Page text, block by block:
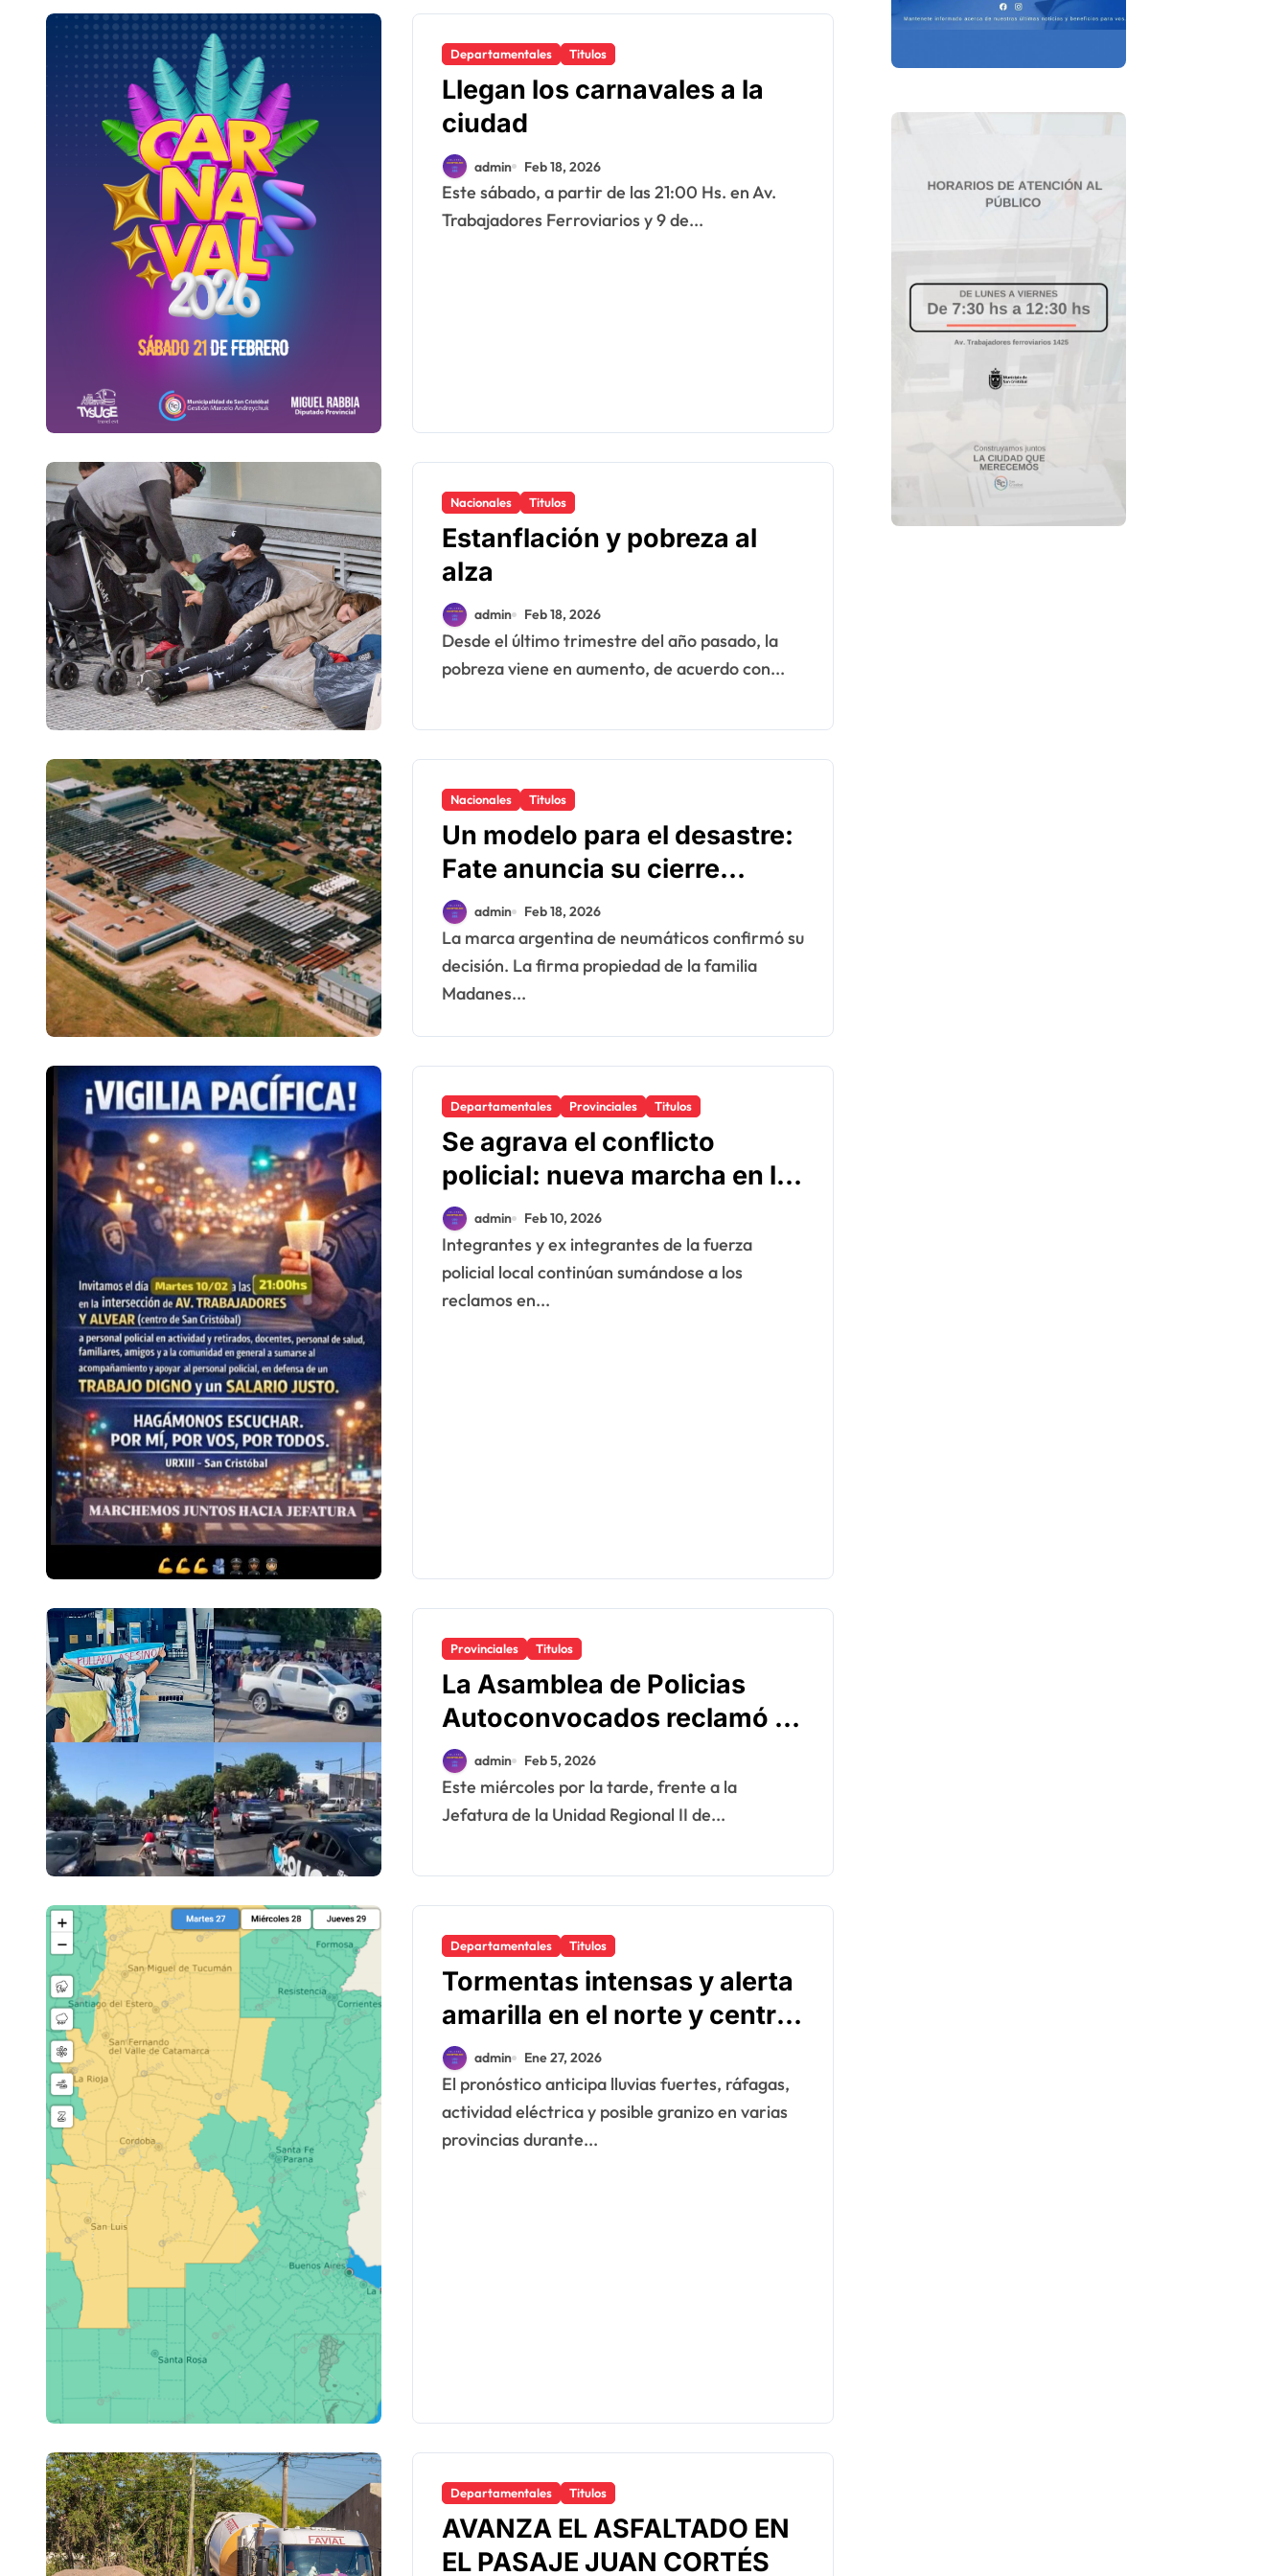
Departamentales Titulos
Llegan los carnavales a la
ciudad
admin Feb 18, 2026
Este sábado, a partir de las 21:00 Hs. en Av.
Trabajadores Ferroviarios y 9 de...
Nacionales Titulos
Estanflación y pobreza al
alza
admin Feb 18, 2026
Desde el último trimestre del año pasado, la
pobreza viene en aumento, de acuerdo con...
Nacionales Titulos
Un modelo para el desastre:
Fate anuncia su cierre
definitivo y despide a más
de 900 trabajadores
admin Feb 18, 2026
La marca argentina de neumáticos confirmó su
decisión. La firma propiedad de la familia
Madanes...
Departamentales Provinciales Titulos
Se agrava el conflicto
policial: nueva marcha en la
ciudad y silencio de los
representantes provinciales
admin Feb 10, 2026
Integrantes y ex integrantes de la fuerza
policial local continúan sumándose a los
reclamos en...
Provinciales Titulos
La Asamblea de Policias
Autoconvocados reclamó al
gobernador por salarios,
salud mental y condiciones
laborales.
admin Feb 5, 2026
Este miércoles por la tarde, frente a la
Jefatura de la Unidad Regional II de...
Departamentales Titulos
Tormentas intensas y alerta
amarilla en el norte y centro
del país
admin Ene 27, 2026
El pronóstico anticipa lluvias fuertes, ráfagas,
actividad eléctrica y posible granizo en varias
provincias durante...
Departamentales Titulos
AVANZA EL ASFALTADO EN
EL PASAJE JUAN CORTÉS